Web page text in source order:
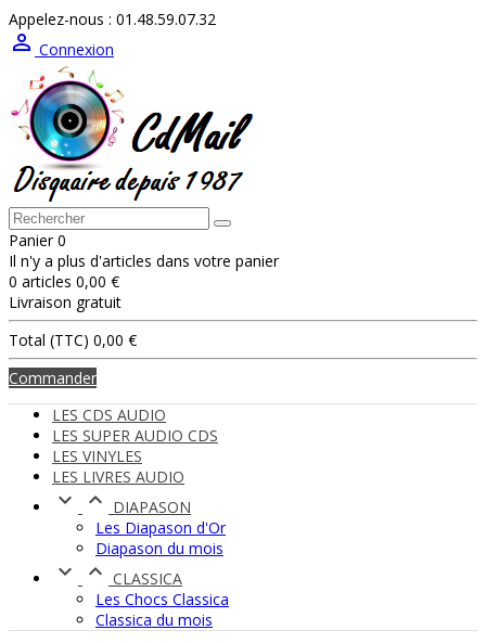
Appelez-nous : 01.48.59.07.32
 Connexion
Panier 0
Il n'y a plus d'articles dans votre panier
0 articles 0,00 €
Livraison gratuit
Total (TTC) 0,00 €
Commander
LES CDS AUDIO
LES SUPER AUDIO CDS
LES VINYLES
LES LIVRES AUDIO
  DIAPASON
Les Diapason d'Or
Diapason du mois
  CLASSICA
Les Chocs Classica
Classica du mois